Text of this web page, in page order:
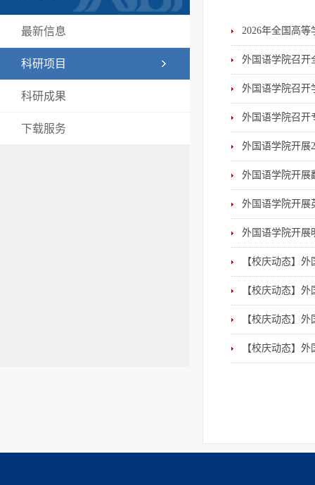
最新信息
科研项目
科研成果
下载服务
2026年全国高
外国语学院召开
外国语学院召开
外国语学院召开
外国语学院开展
外国语学院开展
外国语学院开展
外国语学院开展
【校庆动态】
【校庆动态】
【校庆动态】
【校庆动态】